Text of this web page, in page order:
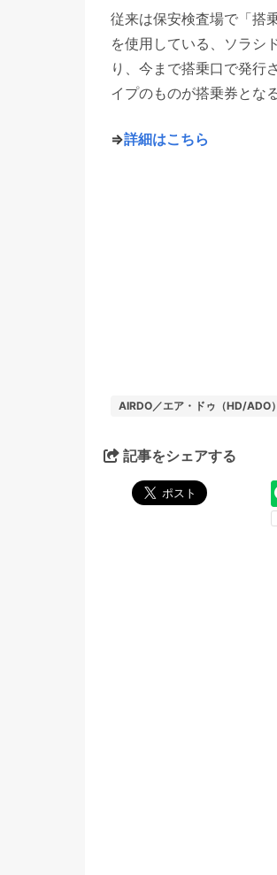
従来は保安検査場で「搭
を使用している、ソラシ
り、今まで搭乗口で発行
イプのものが搭乗券となる
⇒詳細はこちら
AIRDO／エア・ドゥ（HD/ADO）
記事をシェアする